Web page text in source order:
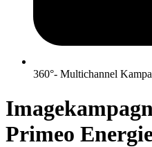
360°- Multichannel
Primeo